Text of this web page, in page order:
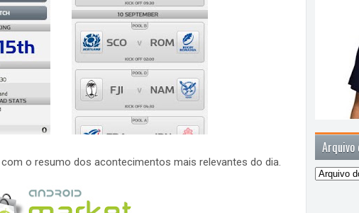
o resumo dos acontecimentos mais relevantes do dia.
Arquivo